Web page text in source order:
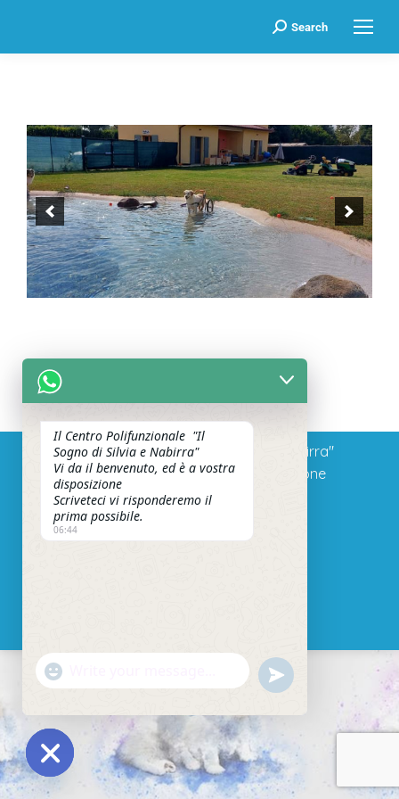
Search
© 2020-2026 "Il Sogno di Silvia e Nabirra"
Azienda Agricola di Loredana Avallone
P.IVA 02475010209
CF VLLLDN75T70F205T
Hide
Il Centro Polifunzionale "Il
Sogno di Silvia e Nabirra"
Vi da il benvenuto, ed è a vostra
disposizione
Scriveteci vi risponderemo il
prima possibile.
06:44
"+chaty_settings.lang.emoji_picker+"
WhatsApp
Message
undefined